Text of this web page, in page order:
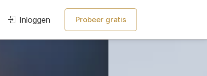
Inloggen Probeer gratis